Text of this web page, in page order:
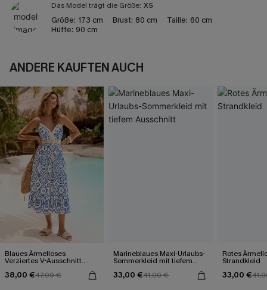
Das Model trägt die Größe: XS
Größe: 173 cm Brust: 80 cm Taille: 60 cm
Hüfte: 90 cm
ANDERE KAUFTEN AUCH
Blaues Ärmelloses
Verziertes V-Ausschnitt
38,00 €47,00 €
Marineblaues Maxi-Urlaubs-
Sommerkleid mit tiefem
33,00 €41,00 €
Rotes
Strandkleid
33,00 €